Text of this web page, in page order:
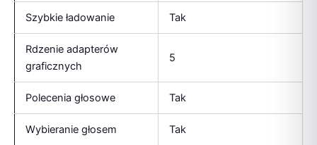
Szybkie ładowanie Tak
Rdzenie adapterów
graficznych
5
Polecenia głosowe Tak
Wybieranie głosem Tak